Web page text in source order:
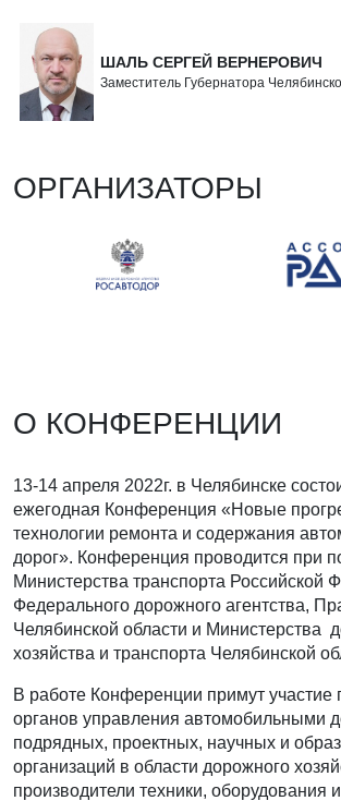
ШАЛЬ СЕРГЕЙ ВЕРНЕРОВИЧ
Заместитель Губернатора
ОРГАНИЗАТОРЫ
О КОНФЕРЕНЦИИ
13-14 апреля 2022г. в Челябинске
ежегодная Конференция «Новые
технологии ремонта и содержания
дорог». Конференция проводится при
Министерства транспорта Российской
Федерального дорожного агентства,
Челябинской области и Министерства
хозяйства и транспорта Челябинской
В работе Конференции примут участие
органов управления автомобильными
подрядных, проектных, научных и
организаций в области дорожного
производители техники, оборудования